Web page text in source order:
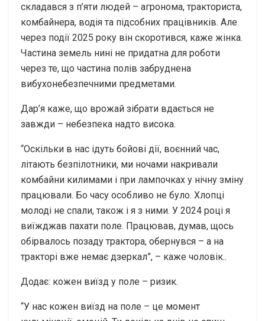
складався з п’яти людей – агронома, тракториста,
комбайнера, водія та підсобних працівників. Але
через події 2025 року він скоротився, каже жінка.
Частина земель нині не придатна для роботи
через те, що частина полів забруднена
вибухонебезпечними предметами.
Дар’я каже, що врожай зібрати вдається не
завжди – небезпека надто висока.
“Оскільки в нас ідуть бойові дії, воєнний час,
літають безпілотники, ми ночами накривали
комбайни килимами і при лампочках у нічну зміну
працювали. Бо часу особливо не було. Хлопці
молоді не спали, також і я з ними. У 2024 році я
виїжджав пахати поле. Працював, думав, щось
обірвалось позаду трактора, обернувся – а на
тракторі вже немає дзеркал”, – каже чоловік..
Додає: кожен виїзд у поле – ризик.
“У нас кожен виїзд на поле – це момент